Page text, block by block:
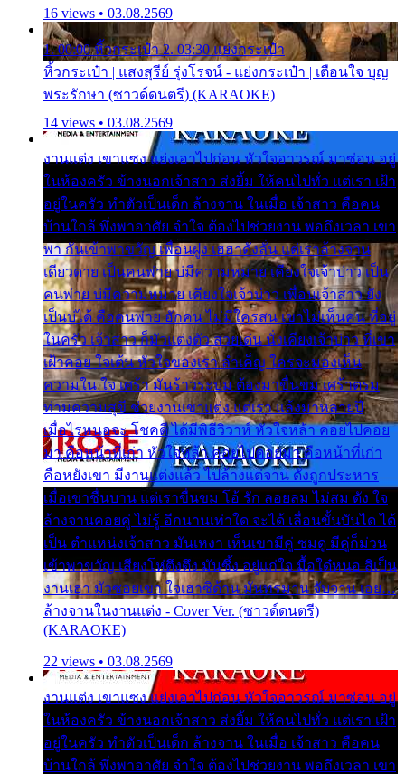
16 views • 03.08.2569
1. 00:00 หิ้วกระเป๋า 2. 03:30 แย่งกระเป๋า
หิ้วกระเป๋า | แสงสุรีย์ รุ่งโรจน์ - แย่งกระเป๋า | เตือนใจ บุญ
พระรักษา (ซาวด์ดนตรี) (KARAOKE)
14 views • 03.08.2569
งานแต่ง เขาแซง แย่งเอาไปก่อน หัวใจอาวรณ์ มาซ่อน อยู่
ในห้องครัว ข้างนอกเจ้าสาว ส่งยิ้ม ให้คนไปทั่ว แต่เรา เฝ้า
อยู่ในครัว ทำตัวเป็นเด็ก ล้างจาน ในเมื่อ เจ้าสาว คือคน
บ้านใกล้ พึ่งพาอาศัย จำใจ ต้องไปช่วยงาน พอถึงเวลา เขา
พา กันเข้าพาขวัญ เพื่อนฝูง เฮฮาดังลั่น แต่เราล้างจาน
เดียวดาย เป็นคนพ่าย บ่มีความหมาย เคียงใจเจ้าบ่าว เป็น
คนพ่าย บ่มีความหมาย เคียงใจเจ้าบ่าว เพื่อนเจ้าสาว ยัง
เป็นบ่ได้ คือคนพ่าย ฮักคน ไม่มีใครสน เขาไม่เห็นคน ที่อยู่
ในครัว เจ้าสาว ก็มัวแต่งตัว สวยเด่น นั่งเคียงเจ้าบ่าว ที่เขา
เฝ้าคอย ใจเต้น หัวใจของเรา ลำเค็ญ ใครจะมองเห็น
ความใน ใจ เศร้า มันร้าวระบม ต้องมาขื่นขม เศร้าตรม
ท่ามความสุขี ช่วยงานเขาแต่ง แต่เรา แล้งมาหลายปี
เมื่อไรหนอจะ โชคดี ได้มีพิธีวิวาห์ หัวใจหล้า คอยไปคอย
มา คือหน้าที่เก่า หัวใจหล้า คอยไปคอยมา คือหน้าที่เก่า
คือหยังเขา มีงานแต่งแล้ว ไปล้างแต่จาน ดั่งถูกประหาร
เมื่อเขาชื่นบาน แต่เราขื่นขม โอ้ รัก ลอยลม ไม่สม ดัง ใจ
ล้างจานคอยคู่ ไม่รู้ อีกนานเท่าใด จะได้ เลื่อนขั้นบันได ได้
เป็น ตำแหน่งเจ้าสาว มันเหงา เห็นเขามีคู่ ซมดู มีคู่ก็ม่วน
เข้าพาขวัญ เสียงโห่ตึงตึง มันซึ้ง อยู่แก่ใจ มื้อใด๋หนอ สิเป็น
งานเฮา มัวซอยเขา ใจเฮาซิด้าน มันทรมาน จับจาน เอย…
ล้างจานในงานแต่ง - Cover Ver. (ซาวด์ดนตรี)
(KARAOKE)
22 views • 03.08.2569
งานแต่ง เขาแซง แย่งเอาไปก่อน หัวใจอาวรณ์ มาซ่อน อยู่
ในห้องครัว ข้างนอกเจ้าสาว ส่งยิ้ม ให้คนไปทั่ว แต่เรา เฝ้า
อยู่ในครัว ทำตัวเป็นเด็ก ล้างจาน ในเมื่อ เจ้าสาว คือคน
บ้านใกล้ พึ่งพาอาศัย จำใจ ต้องไปช่วยงาน พอถึงเวลา เขา